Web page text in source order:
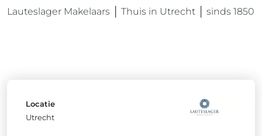
Lauteslager Makelaars │ Thuis in Utrecht │ sinds 1850
Locatie
Utrecht